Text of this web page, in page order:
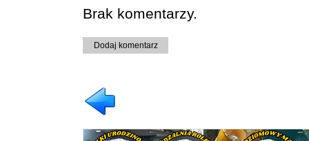
Brak komentarzy.
Dodaj komentarz